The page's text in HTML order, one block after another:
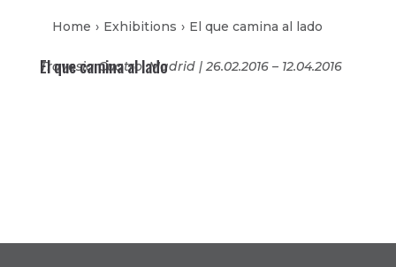
Home › Exhibitions › El que camina al lado
El que camina al lado
Travesia Cuatro, Madrid | 26.02.2016 – 12.04.2016